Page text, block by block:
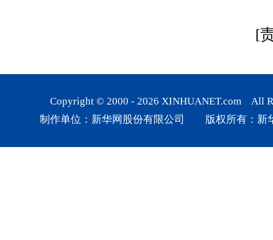
[
Copyright © 2000 - 2026 XINHUANET.com All
制作单位：新华网股份有限公司 版权所有：新